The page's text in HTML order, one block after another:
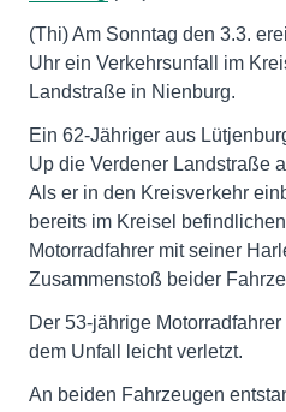
(Thi) Am Sonntag den 3.3.
Uhr ein Verkehrsunfall im
Landstraße in Nienburg.
Ein 62-Jähriger aus
Up die Verdener Landstraße
Als er in den Kreisverkehr
bereits im Kreisel
Motorradfahrer mit seiner
Zusammenstoß beider
Der 53-jährige
dem Unfall leicht verletzt.
An beiden Fahrzeugen